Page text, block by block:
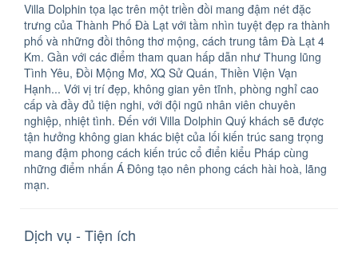
Villa Dolphin tọa lạc trên một triền đồi mang đậm nét đặc
trưng của Thành Phố Đà Lạt với tầm nhìn tuyệt đẹp ra thành
phố và những đồi thông thơ mộng, cách trung tâm Đà Lạt 4
Km. Gần với các điểm tham quan hấp dẫn như Thung lũng
Tình Yêu, Đồi Mộng Mơ, XQ Sử Quán, Thiền Viện Vạn
Hạnh... Với vị trí đẹp, không gian yên tĩnh, phòng nghỉ cao
cấp và đầy đủ tiện nghi, với đội ngũ nhân viên chuyên
nghiệp, nhiệt tình. Đến với Villa Dolphin Quý khách sẽ được
tận hưởng không gian khác biệt của lối kiến trúc sang trọng
mang đậm phong cách kiến trúc cổ điển kiểu Pháp cùng
những điểm nhấn Á Đông tạo nên phong cách hài hoà, lãng
mạn.
Dịch vụ - Tiện ích